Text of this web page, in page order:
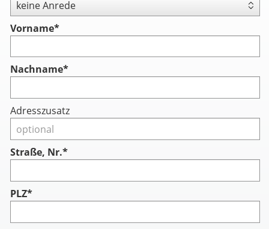
Vorname*
Nachname*
Adresszusatz
Straße, Nr.*
PLZ*